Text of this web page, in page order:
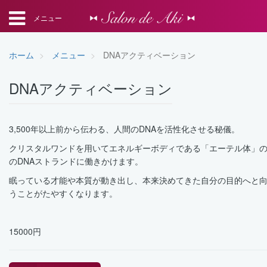
メニュー
ホーム メニュー DNAアクティベーション
DNAアクティベーション
3,500年以上前から伝わる、人間のDNAを活性化させる秘儀。
クリスタルワンドを用いてエネルギーボディである「エーテル体」
のDNAストランドに働きかけます。
眠っている才能や本質が動き出し、本来決めてきた自分の目的へと
うことがたやすくなります。
15000円